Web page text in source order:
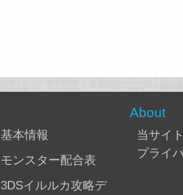
基本情報
モンスター配合表
3DSイルルカ攻略デ
About
当サイ
プライ